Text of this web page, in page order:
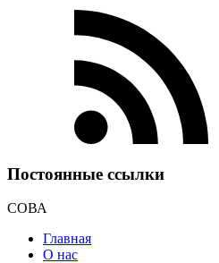
Постоянные ссылки
СОВА
Главная
О нас